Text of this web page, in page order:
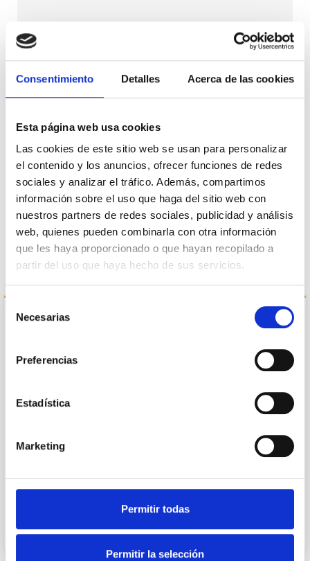
Consentimiento Detalles Acerca de las cookies
Esta página web usa cookies
Las cookies de este sitio web se usan para personalizar
el contenido y los anuncios, ofrecer funciones de redes
sociales y analizar el tráfico. Además, compartimos
información sobre el uso que haga del sitio web con
nuestros partners de redes sociales, publicidad y análisis
web, quienes pueden combinarla con otra información
que les haya proporcionado o que hayan recopilado a
partir del uso que haya hecho de sus servicios.
Necesarias
Preferencias
Estadística
Marketing
Permitir todas
Permitir la selección
Protección de datos personales
Utilizaremos sus datos para responder consultas, enviar
Para más información sobre el tratamiento y sus derechos,
He leído y acepto laPolítica de Privacidad.
Acepto el tratamiento de datos para enviar
comunicaciones comerciales.
Contáctanos para obtener asistencia
Correo electrónico
estudios@torbotramits.com